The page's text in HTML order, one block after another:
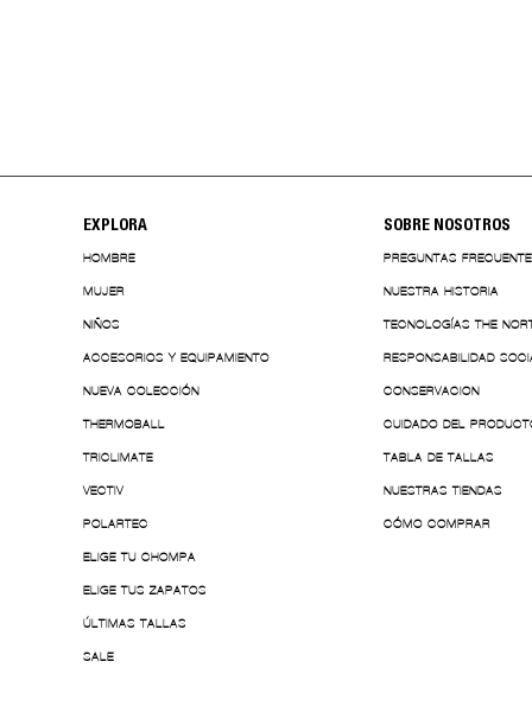
EXPLORA
HOMBRE
MUJER
NIÑOS
ACCESORIOS Y EQUIPAMIENTO
NUEVA COLECCIÓN
THERMOBALL
TRICLIMATE
VECTIV
POLARTEC
ELIGE TU CHOMPA
ELIGE TUS ZAPATOS
ÚLTIMAS TALLAS
SALE
SOBRE NOSOTROS
PREGUNTAS
NUESTRA HISTORIA
TECNOLOGÍAS THE
RESPONSABILIDAD
CONSERVACION
CUIDADO DEL
TABLA DE TALLAS
NUESTRAS TIENDAS
CÓMO COMPRAR